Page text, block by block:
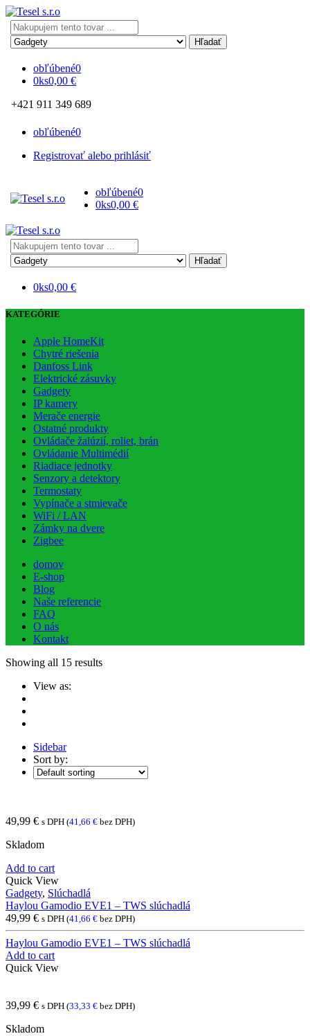
Search
here
obľúbené0
0ks0,00 €
+421 911 349 689
obľúbené0
Registrovať alebo prihlásiť
obľúbené0
0ks0,00 €
Search
here
0ks0,00 €
KATEGÓRIE
Apple HomeKit
Chytré riešenia
Danfoss Link
Elektrické zásuvky
Gadgety
IP kamery
Merače energie
Ostatné produkty
Ovládače žalúzií, roliet, brán
Ovládanie Multimédií
Riadiace jednotky
Senzory a detektory
Termostaty
Vypínače a stmievače
WiFi / LAN
Zámky na dvere
Zigbee
domov
E-shop
Blog
Naše referencie
FAQ
O nás
Kontakt
Showing all 15 results
View as:
Sidebar
Sort by:
49,99 € s DPH (41,66 € bez DPH)
Skladom
Add to cart
Quick View
Gadgety, Slúchadlá
Haylou Gamodio EVE1 – TWS slúchadlá
49,99 € s DPH (41,66 € bez DPH)
Haylou Gamodio EVE1 – TWS slúchadlá
Add to cart
Quick View
39,99 € s DPH (33,33 € bez DPH)
Skladom